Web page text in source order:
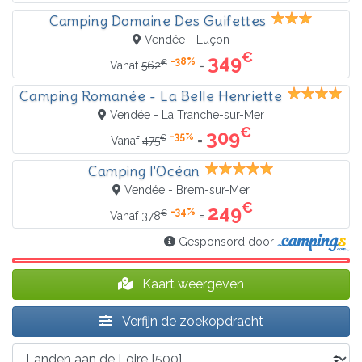
Camping Domaine Des Guifettes
Vendée - Luçon
Vanaf562€ -38% = 349€
Camping Romanée - La Belle Henriette
Vendée - La Tranche-sur-Mer
Vanaf475€ -35% = 309€
Camping l'Océan
Vendée - Brem-sur-Mer
Vanaf378€ -34% = 249€
Gesponsord door
Kaart weergeven
Verfijn de zoekopdracht